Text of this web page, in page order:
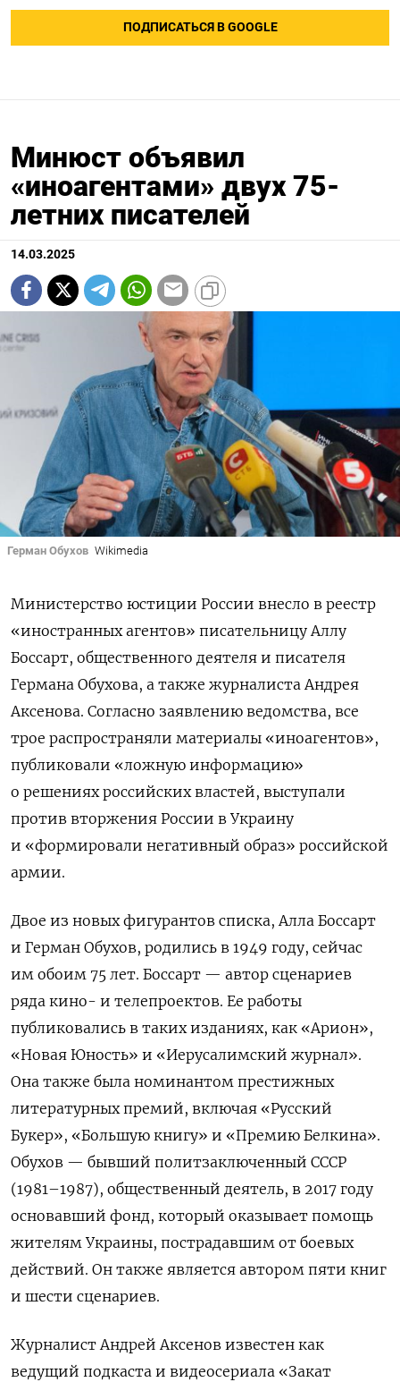
ПОДПИСАТЬСЯ В GOOGLE
Минюст объявил
«иноагентами» двух 75-
летних писателей
14.03.2025
Герман Обухов Wikimedia
Министерство юстиции России внесло в реестр
«иностранных агентов» писательницу Аллу
Боссарт, общественного деятеля и писателя
Германа Обухова, а также журналиста Андрея
Аксенова. Согласно заявлению ведомства, все
трое распространяли материалы «иноагентов»,
публиковали «ложную информацию»
о решениях российских властей, выступали
против вторжения России в Украину
и «формировали негативный образ» российской
армии.
Двое из новых фигурантов списка, Алла Боссарт
и Герман Обухов, родились в 1949 году, сейчас
им обоим 75 лет. Боссарт — автор сценариев
ряда кино- и телепроектов. Ее работы
публиковались в таких изданиях, как «Арион»,
«Новая Юность» и «Иерусалимский журнал».
Она также была номинантом престижных
литературных премий, включая «Русский
Букер», «Большую книгу» и «Премию Белкина».
Обухов — бывший политзаключенный СССР
(1981–1987), общественный деятель, в 2017 году
основавший фонд, который оказывает помощь
жителям Украины, пострадавшим от боевых
действий. Он также является автором пяти книг
и шести сценариев.
Журналист Андрей Аксенов известен как
ведущий подкаста и видеосериала «Закат